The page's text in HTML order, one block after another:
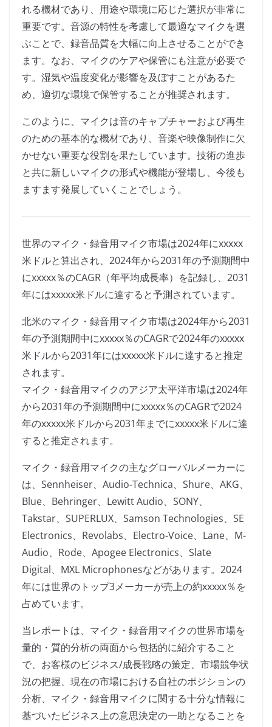
れる機材であり、用途や環境に応じた選択が非常に
重要です。音源の特性を考慮して最適なマイクを選
ぶことで、録音品質を大幅に向上させることができ
ます。なお、マイクのケアや保管にも注意が必要で
す。湿気や温度変化が影響を及ぼすことがあるた
め、適切な環境で保管することが推奨されます。
このように、マイクは音のキャプチャーおよび再生
のための基本的な機材であり、音楽や映像制作に欠
かせない重要な役割を果たしています。技術の進歩
と共に新しいマイクの形式や機能が登場し、今後も
ますます発展していくことでしょう。
世界のマイク・録音用マイク市場は2024年にxxxxx
米ドルと算出され、2024年から2031年の予測期間中
にxxxxx％のCAGR（年平均成長率）を記録し、2031
年にはxxxxx米ドルに達すると予測されています。
北米のマイク・録音用マイク市場は2024年から2031
年の予測期間中にxxxxx％のCAGRで2024年のxxxxx
米ドルから2031年にはxxxxx米ドルに達すると推定
されます。
マイク・録音用マイクのアジア太平洋市場は2024年
から2031年の予測期間中にxxxxx％のCAGRで2024
年のxxxxx米ドルから2031年までにxxxxx米ドルに達
すると推定されます。
マイク・録音用マイクの主なグローバルメーカーに
は、Sennheiser、Audio-Technica、Shure、AKG、
Blue、Behringer、Lewitt Audio、SONY、
Takstar、SUPERLUX、Samson Technologies、SE
Electronics、Revolabs、Electro-Voice、Lane、M-
Audio、Rode、Apogee Electronics、Slate
Digital、MXL Microphonesなどがあります。2024
年には世界のトップ3メーカーが売上の約xxxxx％を
占めています。
当レポートは、マイク・録音用マイクの世界市場を
量的・質的分析の両面から包括的に紹介すること
で、お客様のビジネス/成長戦略の策定、市場競争状
況の把握、現在の市場における自社のポジションの
分析、マイク・録音用マイクに関する十分な情報に
基づいたビジネス上の意思決定の一助となることを